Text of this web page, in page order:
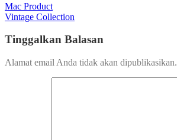
Mac Product
Vintage Collection
Tinggalkan Balasan
Alamat email Anda tidak akan dipublikasikan.